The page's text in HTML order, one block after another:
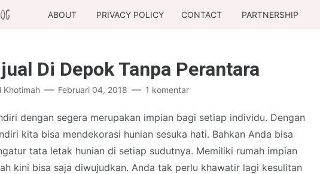
ABOUT PRIVACY POLICY CONTACT PARTNERSHIP
Di Depok Tanpa Perantara
Khotimah Februari 04, 2018 1 komentar
dengan segera merupakan impian bagi setiap individu. Dengan
kita bisa mendekorasi hunian sesuka hati. Bahkan Anda bisa
tata letak hunian di setiap sudutnya. Memiliki rumah impian
kini bisa saja diwujudkan. Anda tak perlu khawatir lagi kesulitan